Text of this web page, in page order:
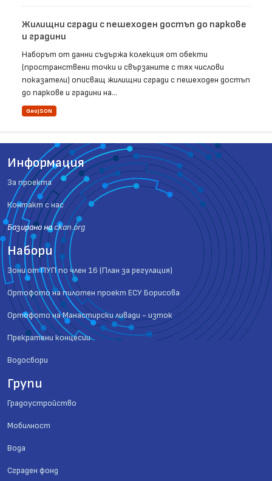
Жилищни сгради с пешеходен достъп до паркове
и градини
Наборът от данни съдържа колекция от обекти
(пространствени точки и свързаните с тях числови
показатели) описващ жилищни сгради с пешеходен достъп
до паркове и градини на...
GeoJSON
Информация
За проекта
Контакт с нас
Базиранo наckan.org
Набори
Зони от ПУП по член 16 (План за регулация)
Ортофото на пилотен проект ЕСУ Борисова
Ортофото на Манастирски ливади - изток
Прекратени концесии
Водосбори
Групи
Градоустройство
Мобилност
Вода
Сграден фонд